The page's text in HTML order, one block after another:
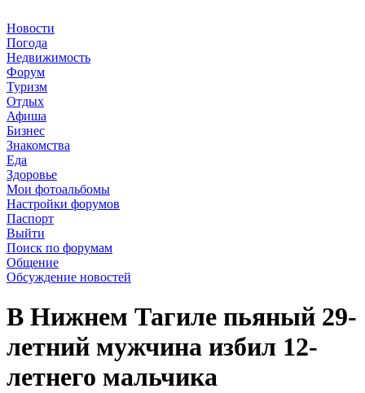
Новости
Погода
Недвижимость
Форум
Туризм
Отдых
Афиша
Бизнес
Знакомства
Еда
Здоровье
Мои фотоальбомы
Настройки форумов
Паспорт
Выйти
Поиск по форумам
Общение
Обсуждение новостей
В Нижнем Тагиле пьяный 29-
летний мужчина избил 12-
летнего мальчика